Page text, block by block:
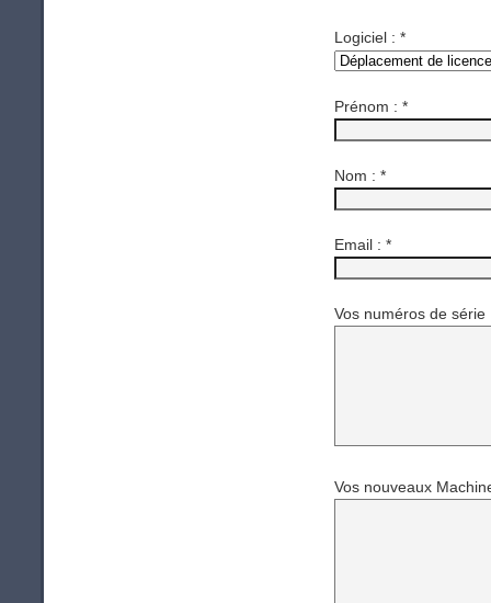
Logiciel : *
Prénom : *
Nom : *
Email : *
Vos numéros de série
Vos nouveaux